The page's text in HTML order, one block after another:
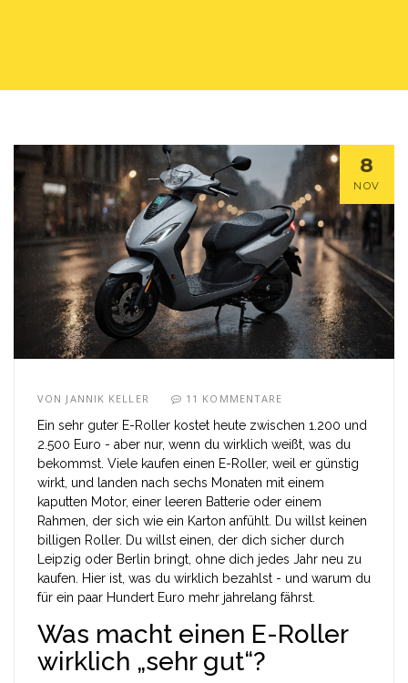
8
NOV
VON JANNIK KELLER 11 KOMMENTARE
Ein sehr guter E-Roller kostet heute zwischen 1.200 und
2.500 Euro - aber nur, wenn du wirklich weißt, was du
bekommst. Viele kaufen einen E-Roller, weil er günstig
wirkt, und landen nach sechs Monaten mit einem
kaputten Motor, einer leeren Batterie oder einem
Rahmen, der sich wie ein Karton anfühlt. Du willst keinen
billigen Roller. Du willst einen, der dich sicher durch
Leipzig oder Berlin bringt, ohne dich jedes Jahr neu zu
kaufen. Hier ist, was du wirklich bezahlst - und warum du
für ein paar Hundert Euro mehr jahrelang fährst.
Was macht einen E-Roller
wirklich „sehr gut“?